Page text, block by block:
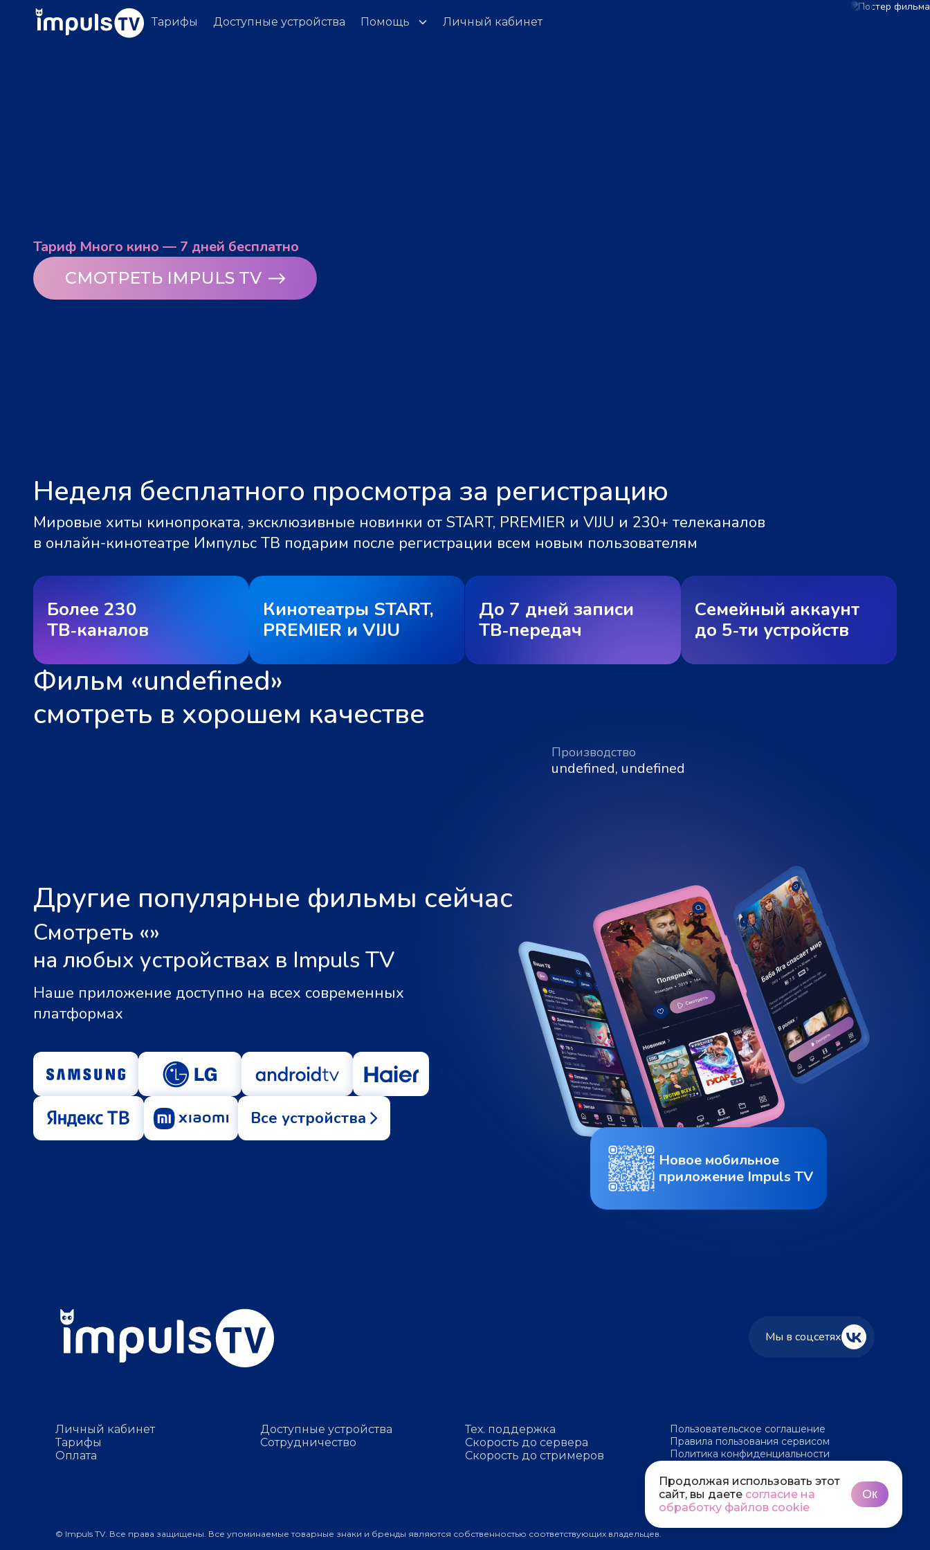
Тарифы Доступные устройства Помощь Личный кабинет
Тариф Много кино — 7 дней бесплатно
СМОТРЕТЬ IMPULS TV
Неделя бесплатного просмотра за регистрацию
Мировые хиты кинопроката, эксклюзивные новинки от START, PREMIER и VIJU и 230+ телеканалов
в онлайн-кинотеатре Импульс ТВ подарим после регистрации всем новым пользователям
Более 230
ТВ‑каналов
Кинотеатры START,
PREMIER и VIJU
До 7 дней записи
ТВ‑передач
Семейный аккаунт
до 5‑ти устройств
Фильм «undefined»
смотреть в хорошем качестве
Производство
undefined, undefined
Другие популярные фильмы сейчас
Смотреть «»
на любых устройствах в Impuls TV
Наше приложение доступно на всех современных
платформах
Все устройства
Новое мобильное
приложение Impuls TV
Мы в соцсетях
Личный кабинет
Тарифы
Оплата
Доступные устройства
Сотрудничество
Тех. поддержка
Скорость до сервера
Скорость до стримеров
Пользовательское соглашение
Правила пользования сервисом
Политика конфиденциальности
© Impuls TV. Все права защищены. Все упоминаемые товарные знаки и бренды являются собственностью соответствующих владельцев.
Продолжая использовать этот
сайт, вы даете согласие на
обработку файлов cookie
Ок